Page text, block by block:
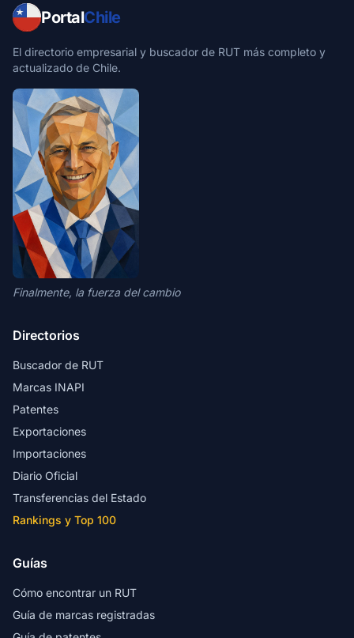
PortalChile
El directorio empresarial y buscador de RUT más completo y
actualizado de Chile.
Finalmente, la fuerza del cambio
Directorios
Buscador de RUT
Marcas INAPI
Patentes
Exportaciones
Importaciones
Diario Oficial
Transferencias del Estado
Rankings y Top 100
Guías
Cómo encontrar un RUT
Guía de marcas registradas